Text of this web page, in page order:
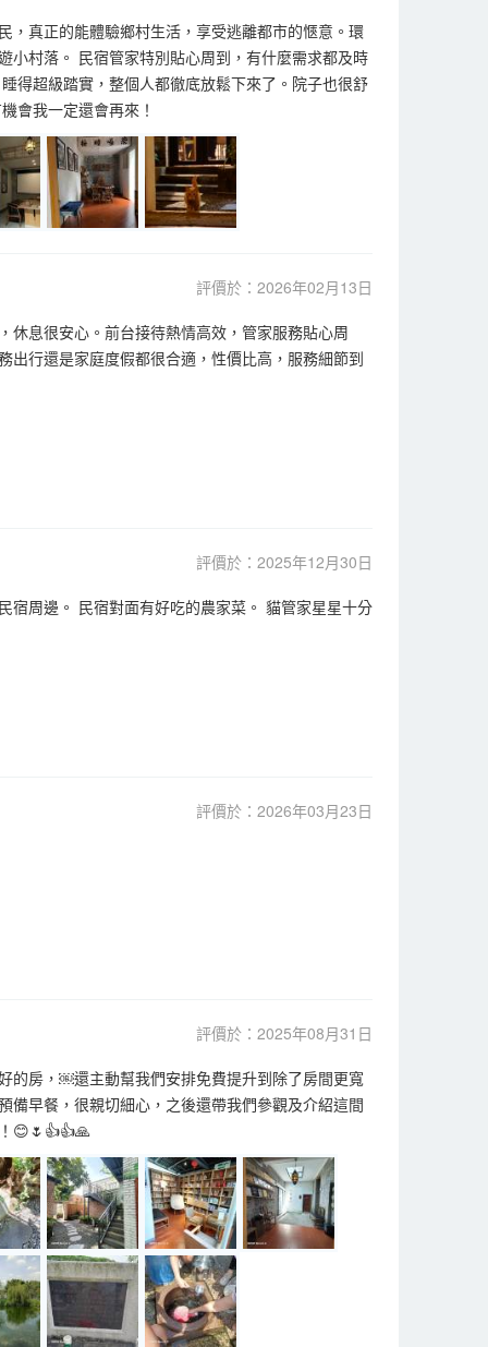
，真正的能體驗鄉村生活，享受逃離都市的愜意。環
小村落。 民宿管家特別貼心周到，有什麼需求都及時
得超級踏實，整個人都徹底放鬆下來了。院子也很舒
會我一定還會再來！
評價於：2026年02月13日
休息很安心。前台接待熱情高效，管家服務貼心周
出行還是家庭度假都很合適，性價比高，服務細節到
評價於：2025年12月30日
宿周邊。 民宿對面有好吃的農家菜。 貓管家星星十分
評價於：2026年03月23日
評價於：2025年08月31日
的房，￼還主動幫我們安排免費提升到除了房間更寬
備早餐，很親切細心，之後還帶我們參觀及介紹這間
😊🌷👍👍🙏